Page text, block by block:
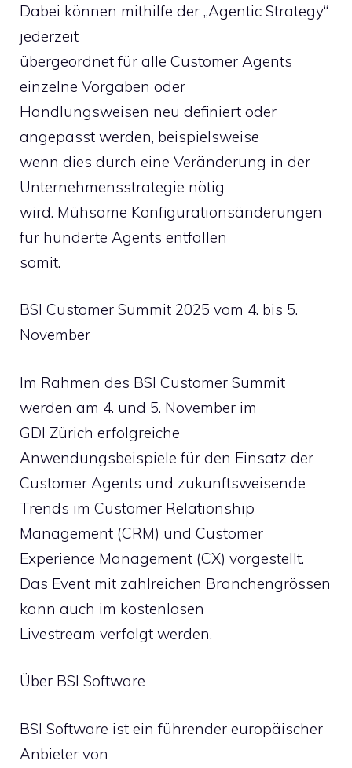
Dabei können mithilfe der „Agentic Strategy“
jederzeit
übergeordnet für alle Customer Agents
einzelne Vorgaben oder
Handlungsweisen neu definiert oder
angepasst werden, beispielsweise
wenn dies durch eine Veränderung in der
Unternehmensstrategie nötig
wird. Mühsame Konfigurationsänderungen
für hunderte Agents entfallen
somit.
BSI Customer Summit 2025 vom 4. bis 5.
November
Im Rahmen des BSI Customer Summit
werden am 4. und 5. November im
GDI Zürich erfolgreiche
Anwendungsbeispiele für den Einsatz der
Customer Agents und zukunftsweisende
Trends im Customer Relationship
Management (CRM) und Customer
Experience Management (CX) vorgestellt.
Das Event mit zahlreichen Branchengrössen
kann auch im kostenlosen
Livestream verfolgt werden.
Über BSI Software
BSI Software ist ein führender europäischer
Anbieter von